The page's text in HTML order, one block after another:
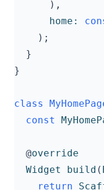
),
home:
);
}
}
class
const
@override
Widget
build (
return